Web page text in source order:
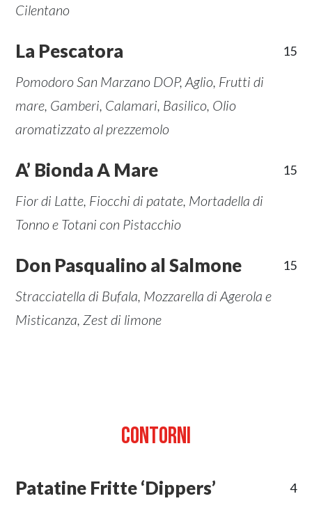
Cilentano
La Pescatora 15
Pomodoro San Marzano DOP, Aglio, Frutti di
mare, Gamberi, Calamari, Basilico, Olio
aromatizzato al prezzemolo
A’ Bionda A Mare 15
Fior di Latte, Fiocchi di patate, Mortadella di
Tonno e Totani con Pistacchio
Don Pasqualino al Salmone 15
Stracciatella di Bufala, Mozzarella di Agerola e
Misticanza, Zest di limone
Contorni
Patatine Fritte ‘Dippers’ 4